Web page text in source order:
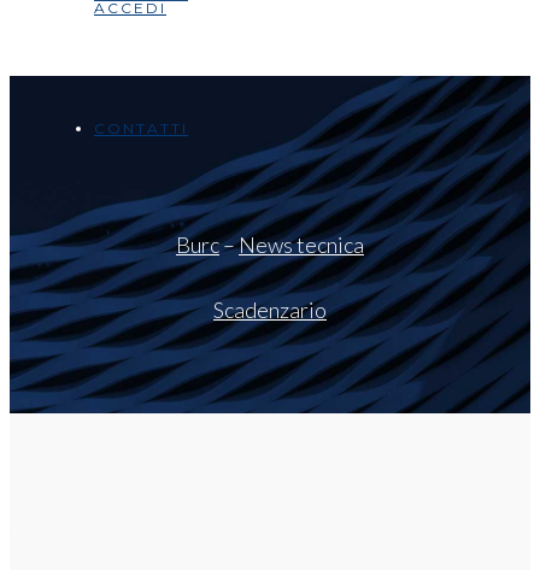
ACCEDI
CONTATTI
Burc–News tecnica
Scadenzario